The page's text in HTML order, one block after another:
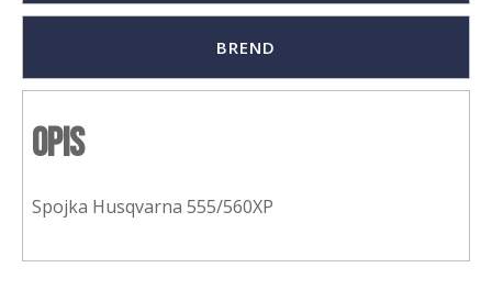
BREND
Opis
Spojka Husqvarna 555/560XP